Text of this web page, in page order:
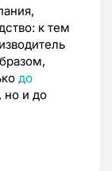
к тем
до
, но и до